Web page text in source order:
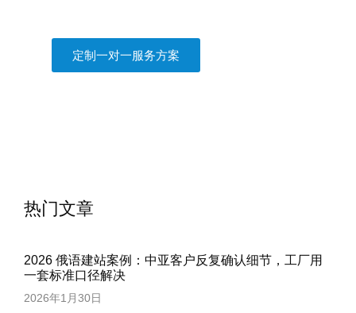
定制一对一服务方案
热门文章
2026 俄语建站案例：中亚客户反复确认细节，工厂用
一套标准口径解决
2026年1月30日